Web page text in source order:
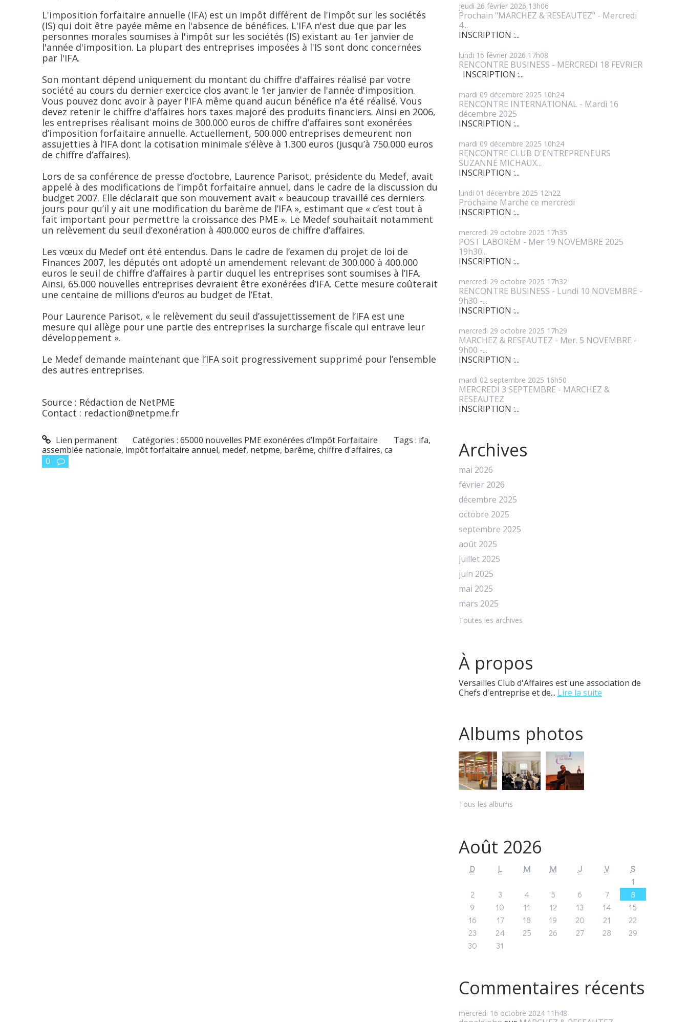
L'imposition forfaitaire annuelle (IFA) est un impôt différent de l'impôt sur les sociétés
(IS) qui doit être payée même en l'absence de bénéfices. L'IFA n'est due que par les
personnes morales soumises à l'impôt sur les sociétés (IS) existant au 1er janvier de
l'année d'imposition. La plupart des entreprises imposées à l'IS sont donc concernées
par l'IFA.
Son montant dépend uniquement du montant du chiffre d'affaires réalisé par votre
société au cours du dernier exercice clos avant le 1er janvier de l'année d'imposition.
Vous pouvez donc avoir à payer l'IFA même quand aucun bénéfice n'a été réalisé. Vous
devez retenir le chiffre d'affaires hors taxes majoré des produits financiers. Ainsi en 2006,
les entreprises réalisant moins de 300.000 euros de chiffre d’affaires sont exonérées
d’imposition forfaitaire annuelle. Actuellement, 500.000 entreprises demeurent non
assujetties à l’IFA dont la cotisation minimale s’élève à 1.300 euros (jusqu’à 750.000 euros
de chiffre d’affaires).
Lors de sa conférence de presse d’octobre, Laurence Parisot, présidente du Medef, avait
appelé à des modifications de l’impôt forfaitaire annuel, dans le cadre de la discussion du
budget 2007. Elle déclarait que son mouvement avait « beaucoup travaillé ces derniers
jours pour qu’il y ait une modification du barème de l’IFA », estimant que « c’est tout à
fait important pour permettre la croissance des PME ». Le Medef souhaitait notamment
un relèvement du seuil d’exonération à 400.000 euros de chiffre d’affaires.
Les vœux du Medef ont été entendus. Dans le cadre de l’examen du projet de loi de
Finances 2007, les députés ont adopté un amendement relevant de 300.000 à 400.000
euros le seuil de chiffre d’affaires à partir duquel les entreprises sont soumises à l’IFA.
Ainsi, 65.000 nouvelles entreprises devraient être exonérées d’IFA. Cette mesure coûterait
une centaine de millions d’euros au budget de l’Etat.
Pour Laurence Parisot, « le relèvement du seuil d’assujettissement de l’IFA est une
mesure qui allège pour une partie des entreprises la surcharge fiscale qui entrave leur
développement ».
Le Medef demande maintenant que l’IFA soit progressivement supprimé pour l’ensemble
des autres entreprises.
Source : Rédaction de NetPME
Contact : redaction@netpme.fr
Lien permanent Catégories :65000 nouvelles PME exonérées d’Impôt Forfaitaire Tags : ifa,
assemblée nationale, impôt forfaitaire annuel, medef, netpme, barême, chiffre d'affaires, ca
0
jeudi 26 février 2026 13h06
Prochain "MARCHEZ & RESEAUTEZ" - Mercredi
4...
INSCRIPTION :...
lundi 16 février 2026 17h08
RENCONTRE BUSINESS - MERCREDI 18 FEVRIER
INSCRIPTION :...
mardi 09 décembre 2025 10h24
RENCONTRE INTERNATIONAL - Mardi 16
décembre 2025
INSCRIPTION :...
mardi 09 décembre 2025 10h24
RENCONTRE CLUB D'ENTREPRENEURS
SUZANNE MICHAUX...
INSCRIPTION :...
lundi 01 décembre 2025 12h22
Prochaine Marche ce mercredi
INSCRIPTION :...
mercredi 29 octobre 2025 17h35
POST LABOREM - Mer 19 NOVEMBRE 2025
19h30...
INSCRIPTION :...
mercredi 29 octobre 2025 17h32
RENCONTRE BUSINESS - Lundi 10 NOVEMBRE -
9h30 -...
INSCRIPTION :...
mercredi 29 octobre 2025 17h29
MARCHEZ & RESEAUTEZ - Mer. 5 NOVEMBRE -
9h00 -...
INSCRIPTION :...
mardi 02 septembre 2025 16h50
MERCREDI 3 SEPTEMBRE - MARCHEZ &
RESEAUTEZ
INSCRIPTION :...
Archives
mai 2026
février 2026
décembre 2025
octobre 2025
septembre 2025
août 2025
juillet 2025
juin 2025
mai 2025
mars 2025
Toutes les archives
À propos
Versailles Club d'Affaires est une association de
Chefs d'entreprise et de... Lire la suite
Albums photos
Tous les albums
Août 2026
D L M M J V
S
1
2
3 4 5 6 7
8
9
10 11 12 13 14
15
16
17 18 19 20 21
22
23
24 25 26 27 28
29
30
31
Commentaires récents
mercredi 16 octobre 2024 11h48